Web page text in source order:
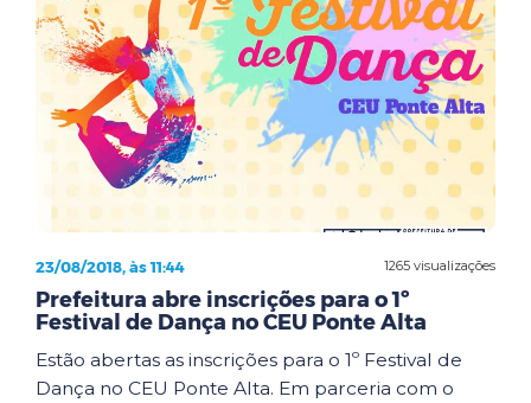
1265 visualizações
23/08/2018, às 11:44
Prefeitura abre inscrições para o 1º
Festival de Dança no CEU Ponte Alta
Estão abertas as inscrições para o 1º Festival de
Dança no CEU Ponte Alta. Em parceria com o